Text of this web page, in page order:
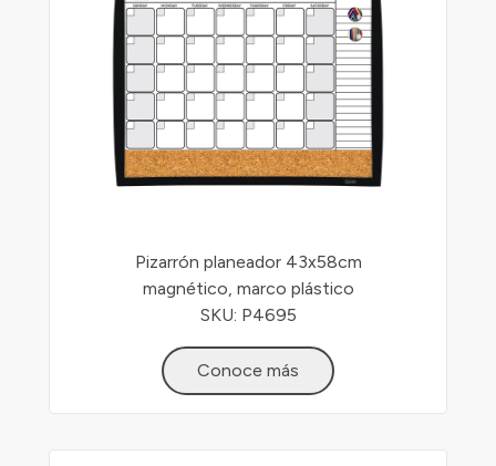
Pizarrón planeador 43x58cm
magnético, marco plástico
SKU: P4695
Conoce más